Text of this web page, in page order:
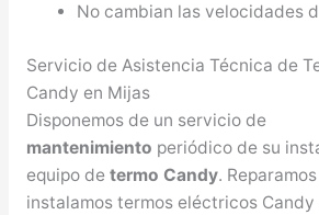
No cambian las velocidades
Servicio de Asistencia Técnica de
Candy en Mijas
Disponemos de un servicio de
mantenimiento periódico de su
equipo de termo Candy.
instalamos termos eléctricos Candy